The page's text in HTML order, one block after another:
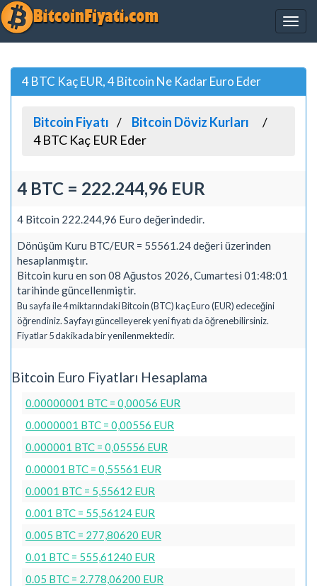
4 BTC Kaç EUR, 4 Bitcoin Ne Kadar Euro Eder
Bitcoin Fiyatı
Bitcoin Döviz Kurları
4 BTC Kaç EUR Eder
4 BTC = 222.244,96 EUR
4 Bitcoin 222.244,96 Euro değerindedir.
Dönüşüm Kuru BTC/EUR = 55561.24 değeri üzerinden
hesaplanmıştır.
Bitcoin kuru en son 08 Ağustos 2026, Cumartesi 01:48:01
tarihinde güncellenmiştir.
Bu sayfa ile 4 miktarındaki Bitcoin (BTC) kaç Euro (EUR) edeceğini
öğrendiniz. Sayfayı güncelleyerek yeni fiyatı da öğrenebilirsiniz.
Fiyatlar 5 dakikada bir yenilenmektedir.
Bitcoin Euro Fiyatları Hesaplama
0.00000001 BTC = 0,00056 EUR
0.0000001 BTC = 0,00556 EUR
0.000001 BTC = 0,05556 EUR
0.00001 BTC = 0,55561 EUR
0.0001 BTC = 5,55612 EUR
0.001 BTC = 55,56124 EUR
0.005 BTC = 277,80620 EUR
0.01 BTC = 555,61240 EUR
0.05 BTC = 2.778,06200 EUR